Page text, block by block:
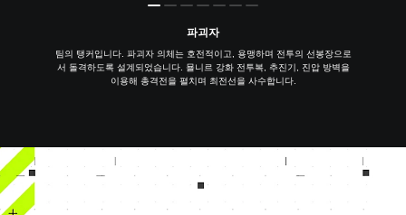
파괴자
팀의 탱커입니다. 파괴자 의체는 호전적이고, 용맹하며 전투의 선봉장으로
서 돌격하도록 설계되었습니다. 묠니르 강화 전투복, 추진기, 진압 방벽을
이용해 총격전을 펼치며 최전선을 사수합니다.